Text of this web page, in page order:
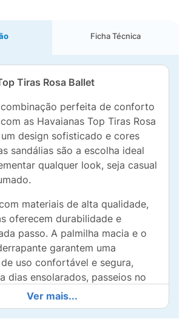
Ficha Técnica
Tiras Rosa Ballet
perfeita de conforto
as Havaianas Top Tiras Rosa
design sofisticado e cores
sandálias são a escolha ideal
qualquer look, seja casual
materiais de alta qualidade,
oferecem durabilidade e
passo. A palmilha macia e o
garantem uma
uso confortável e segura,
dias ensolarados, passeios no
de descontração na
Ver mais...